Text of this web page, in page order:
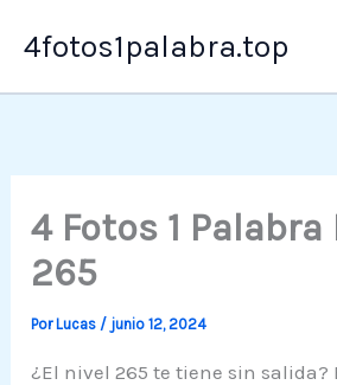
4fotos1palabra.top
4 Fotos 1 Palabra
265
PorLucas / junio 12, 2024
¿El nivel 265 te tiene sin salida?